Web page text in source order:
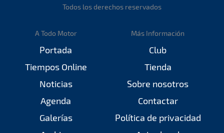
Todos los derechos reservados
A Todo Motor
Portada
Tiempos Online
Noticias
Agenda
Galerías
Más Información
Club
Tienda
Sobre nosotros
Contactar
Política de privacidad